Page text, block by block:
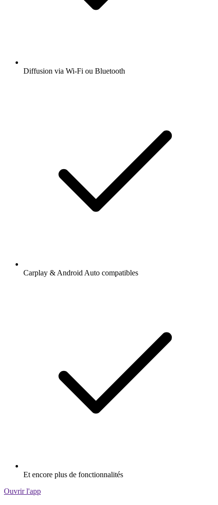
Diffusion via Wi-Fi ou Bluetooth
Carplay & Android Auto compatibles
Et encore plus de fonctionnalités
Ouvrir l'app